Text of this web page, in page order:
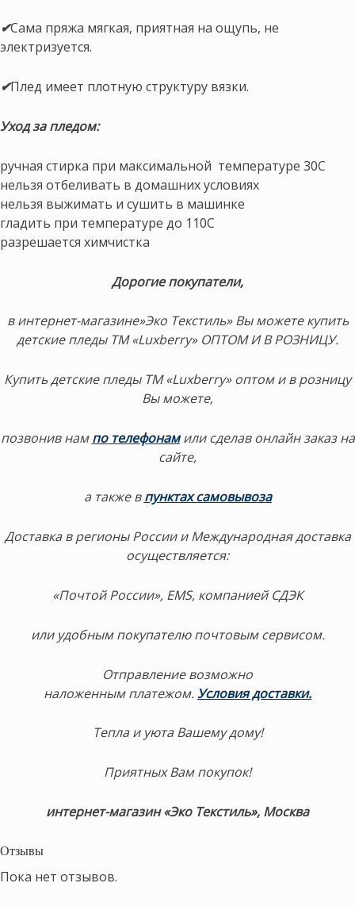
✔Сама пряжа мягкая, приятная на ощупь, не
электризуется.
✔Плед имеет плотную структуру вязки.
Уход за пледом:
ручная стирка при максимальной температуре 30С
нельзя отбеливать в домашних условиях
нельзя выжимать и сушить в машинке
гладить при температуре до 110С
разрешается химчистка
Дорогие покупатели,
в интернет-магазине»Эко Текстиль» Вы можете купить
детские пледы ТМ «Luxberry» ОПТОМ И В РОЗНИЦУ.
Купить детские пледы ТМ «Luxberry» оптом и в розницу
Вы можете,
позвонив нампо телефонамили сделав онлайн заказ на
сайте,
а также впунктах самовывоза
Доставка в регионы России и Международная доставка
осуществляется:
«Почтой России», EMS, компанией СДЭК
или удобным покупателю почтовым сервисом.
Отправление возможно
наложенным платежом.Условия доставки.
Тепла и уюта Вашему дому!
Приятных Вам покупок!
интернет-магазин «Эко Текстиль», Москва
Отзывы
Пока нет отзывов.